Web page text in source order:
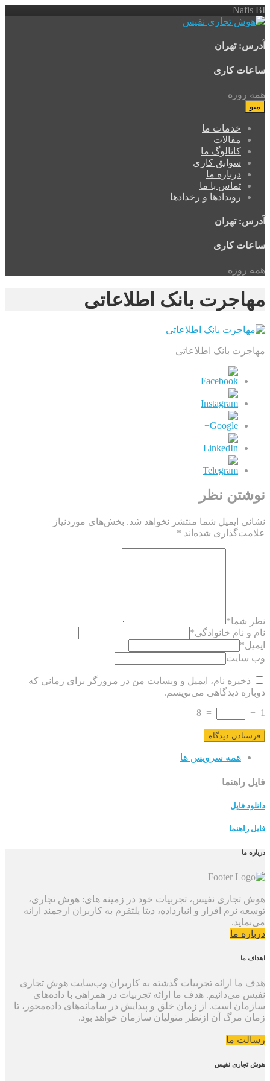
Nafis BI
آدرس: تهران
ساعات کاری
همه روزه
منو
خدمات ما
مقالات
کاتالوگ ما
سوابق کاری
درباره ما
تماس با ما
رویدادها و رخدادها
آدرس: تهران
ساعات کاری
همه روزه
مهاجرت بانک اطلاعاتی
مهاجرت بانک اطلاعاتی
نوشتن نظر
نشانی ایمیل شما منتشر نخواهد شد. بخش‌های موردنیاز
علامت‌گذاری شده‌اند *
نظر شما*
نام و نام خانوادگی*
ایمیل*
وب سایت
ذخیره نام، ایمیل و وبسایت من در مرورگر برای زمانی که
دوباره دیدگاهی می‌نویسم.
1
+
=
8
همه سرویس ها
فایل راهنما
دانلود فایل
فایل راهنما
درباره ما
هوش تجاری نفیس، تجربیات خود در زمینه های: هوش تجاری،
توسعه نرم افزار و انبارداده، دیتا پلتفرم به کاربران ارجمند ارائه
می‌نماید.
درباره ما
اهداف ما
هدف ما ارائه تجربیات گذشته به کاربران وب‌سایت هوش تجاری
نفیس می‌دانیم. هدف ما ارائه تجربیات در همراهی با داده‌های
سازمان است. از زمان خلق و پیدایش در سامانه‌های داده‌محور، تا
زمان مرگ آن ازنظر متولیان سازمان خواهد بود.
رسالت ما
هوش تجاری نفیس